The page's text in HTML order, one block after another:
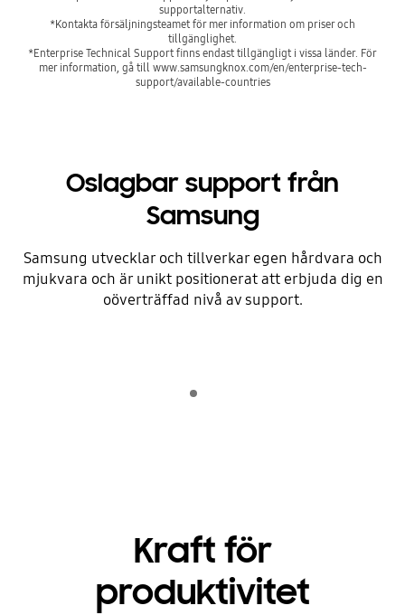
supportalternativ.
*Kontakta försäljningsteamet för mer information om priser och
tillgänglighet.
*Enterprise Technical Support finns endast tillgängligt i vissa länder. För
mer information, gå till www.samsungknox.com/en/enterprise-tech-
support/available-countries
Oslagbar support från
Samsung
Samsung utvecklar och tillverkar egen hårdvara och
mjukvara och är unikt positionerat att erbjuda dig en
oöverträffad nivå av support.
Kraft för
produktivitet